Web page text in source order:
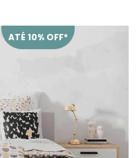
ATÉ 10% OFF*